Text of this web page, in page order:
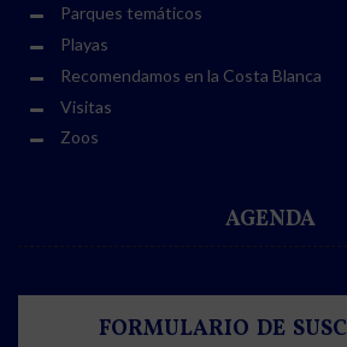
Parques temáticos
Playas
Recomendamos en la Costa Blanca
Visitas
Zoos
AGENDA
FORMULARIO DE